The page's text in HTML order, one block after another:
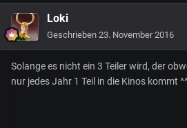
Loki
Geschrieben 23. November 2016
Solange es nicht ein 3 Teiler wird, der
nur jedes Jahr 1 Teil in die Kinos kommt